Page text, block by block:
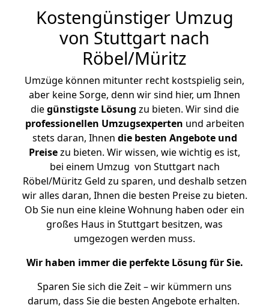
Kostengünstiger Umzug
von Stuttgart nach
Röbel/Müritz
Umzüge können mitunter recht kostspielig sein,
aber keine Sorge, denn wir sind hier, um Ihnen
diegünstigste Lösung zu bieten. Wir sind die
professionellen Umzugsexperten und arbeiten
stets daran, Ihnen die besten Angebote und
Preisezu bieten. Wir wissen, wie wichtig es ist,
bei einem Umzug von Stuttgart nach
Röbel/Müritz Geld zu sparen, und deshalb setzen
wir alles daran, Ihnen die besten Preise zu bieten.
Ob Sie nun eine kleine Wohnung haben oder ein
großes Haus in Stuttgart besitzen, was
umgezogen werden muss.
Wir haben immer die perfekte Lösung für Sie.
Sparen Sie sich die Zeit – wir kümmern uns
darum, dass Sie die besten Angebote erhalten.